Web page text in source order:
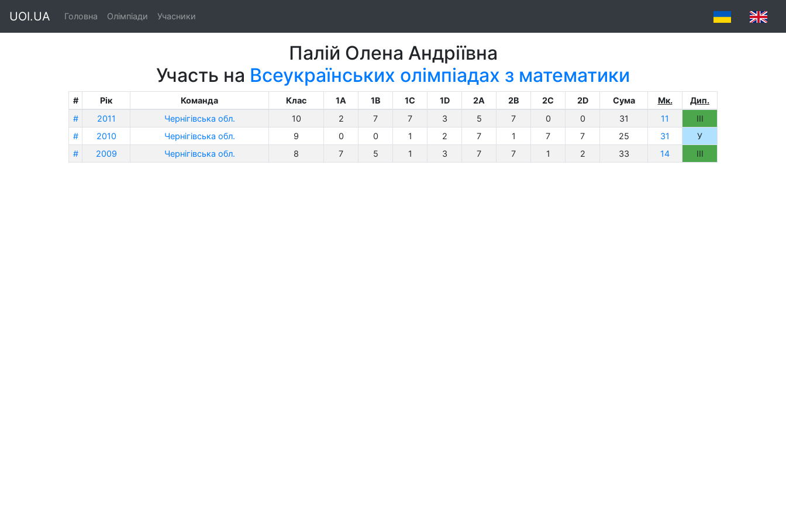
UOI.UA Головна Олімпіади Учасники
Палій Олена Андріївна
Участь на Всеукраїнських олімпіадах з математики
# Рік Команда Клас 1A 1B 1C 1D 2A 2B 2C 2D Сума Мк.
Дип.
#
2011 Чернігівська обл. 10 2 7 7 3 5 7 0 0 31 11
III
#
2010 Чернігівська обл. 9 0 0 1 2 7 1 7 7 25 31
У
#
2009 Чернігівська обл. 8 7 5 1 3 7 7 1 2 33 14 III